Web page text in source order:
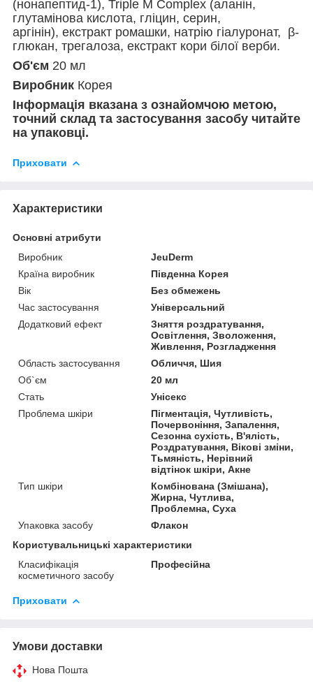
(нонапептид-1), Triple M Complex (аланін,
глутамінова кислота, гліцин, серин,
аргінін), екстракт ромашки, натрію гіалуронат, β-
глюкан, трегалоза, екстракт кори білої верби.
Об'єм 20 мл
Виробник Корея
Інформація вказана з ознайомчою метою,
точний склад та застосування засобу читайте
на упаковці.
Приховати
Характеристики
Основні атрибути
Виробник
JeuDerm
Країна виробник
Південна Корея
Вік
Без обмежень
Час застосування
Універсальний
Додатковий ефект
Зняття роздратування,
Освітлення, Зволоження,
Живлення, Розгладження
Область застосування
Обличчя, Шия
Об`єм
20 мл
Стать
Унісекс
Проблема шкіри
Пігментація, Чутливість,
Почервоніння, Запалення,
Сезонна сухість, В'ялість,
Роздратування, Вікові зміни,
Тьмяність, Нерівний
відтінок шкіри, Акне
Тип шкіри
Комбінована (Змішана),
Жирна, Чутлива,
Проблемна, Суха
Упаковка засобу
Флакон
Користувальницькі характеристики
Класифікація
косметичного засобу
Професійна
Приховати
Умови доставки
Нова Пошта